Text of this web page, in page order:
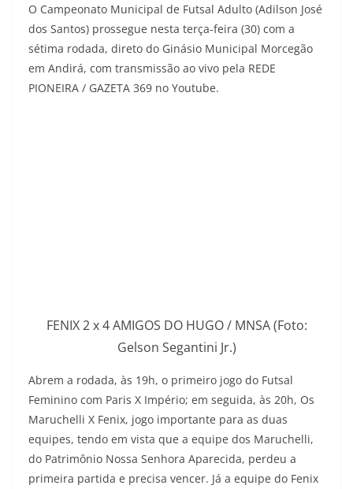
O Campeonato Municipal de Futsal Adulto (Adilson José
dos Santos) prossegue nesta terça-feira (30) com a
sétima rodada, direto do Ginásio Municipal Morcegão
em Andirá, com transmissão ao vivo pela REDE
PIONEIRA / GAZETA 369 no Youtube.
FENIX 2 x 4 AMIGOS DO HUGO / MNSA (Foto:
Gelson Segantini Jr.)
Abrem a rodada, às 19h, o primeiro jogo do Futsal
Feminino com Paris X Império; em seguida, às 20h, Os
Maruchelli X Fenix, jogo importante para as duas
equipes, tendo em vista que a equipe dos Maruchelli,
do Patrimônio Nossa Senhora Aparecida, perdeu a
primeira partida e precisa vencer. Já a equipe do Fenix